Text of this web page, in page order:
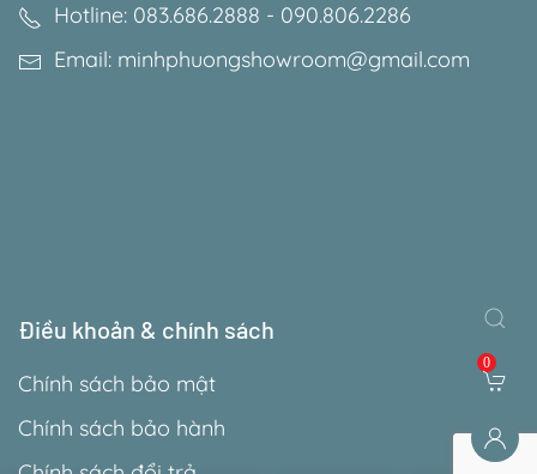
Hotline: 083.686.2888 - 090.806.2286
Email: minhphuongshowroom@gmail.com
Điều khoản & chính sách
Chính sách bảo mật
Chính sách bảo hành
0